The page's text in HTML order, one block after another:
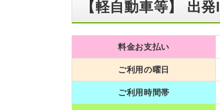
【軽自動車等】 出
料金お支払い
ご利用の曜日
ご利用時間帯